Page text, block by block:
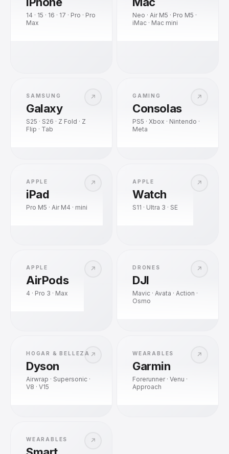
14 · 15 · 16 · 17 · Pro · Pro
Max
Neo · Air M5 · Pro M5 ·
iMac · Mac mini
↗
SAMSUNG
Galaxy
S25 · S26 · Z Fold · Z
Flip · Tab
↗
GAMING
Consolas
PS5 · Xbox · Nintendo ·
Meta
↗
APPLE
iPad
Pro M5 · Air M4 · mini
↗
APPLE
Watch
S11 · Ultra 3 · SE
↗
APPLE
AirPods
4 · Pro 3 · Max
↗
DRONES
DJI
Mavic · Avata · Action ·
Osmo
↗
HOGAR & BELLEZA
Dyson
Airwrap · Supersonic ·
V8 · V15
↗
WEARABLES
Garmin
Forerunner · Venu ·
Approach
↗
WEARABLES